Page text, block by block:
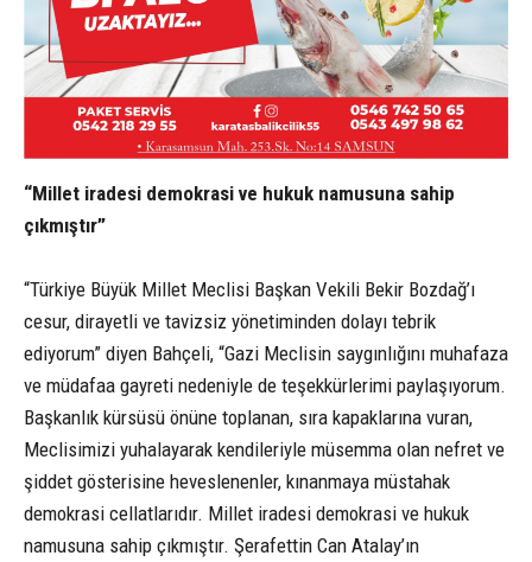
“Millet iradesi demokrasi ve hukuk namusuna sahip
çıkmıştır”
“Türkiye Büyük Millet Meclisi Başkan Vekili Bekir Bozdağ’ı
cesur, dirayetli ve tavizsiz yönetiminden dolayı tebrik
ediyorum” diyen Bahçeli, “Gazi Meclisin saygınlığını muhafaza
ve müdafaa gayreti nedeniyle de teşekkürlerimi paylaşıyorum.
Başkanlık kürsüsü önüne toplanan, sıra kapaklarına vuran,
Meclisimizi yuhalayarak kendileriyle müsemma olan nefret ve
şiddet gösterisine heveslenenler, kınanmaya müstahak
demokrasi cellatlarıdır. Millet iradesi demokrasi ve hukuk
namusuna sahip çıkmıştır. Şerafettin Can Atalay’ın